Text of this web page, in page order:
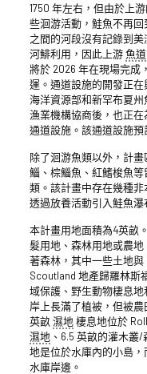
1750 年左右，但由於上
些洄游活動，鮭魚不再
之間的河段沒有記錄到
河鯡利用，因此上游魚道
將於 2026 年在現場完成
運。通道設施的開發正
海洋資源部和新罕布夏
漁業機構協商後，也正
通道設施。該通道設施預
除了洄游魚類以外，計
鯔、棕鯔魚、紅鰭梭魚
類。該計畫中存在幾種
透過放養活動引入鮭魚瀑
本計畫用地面積為4英畝
髮用地、森林用地或農
著森林，其中一些土地與
Scoutland 地產歸羅林斯
域保護、野生動物棲息
岸上長滿了植被，但被
英畝 濕地 棲息地位於
濕地 、6.5 英畝的灌木叢
地是位於水庫內的小島
水庫岸邊。